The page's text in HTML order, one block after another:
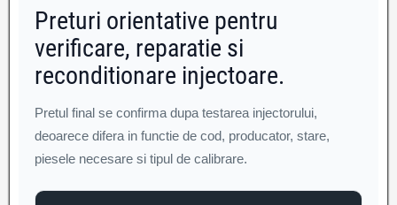
Preturi orientative pentru
verificare, reparatie si
reconditionare injectoare.
Pretul final se confirma dupa testarea injectorului,
deoarece difera in functie de cod, producator, stare,
piesele necesare si tipul de calibrare.